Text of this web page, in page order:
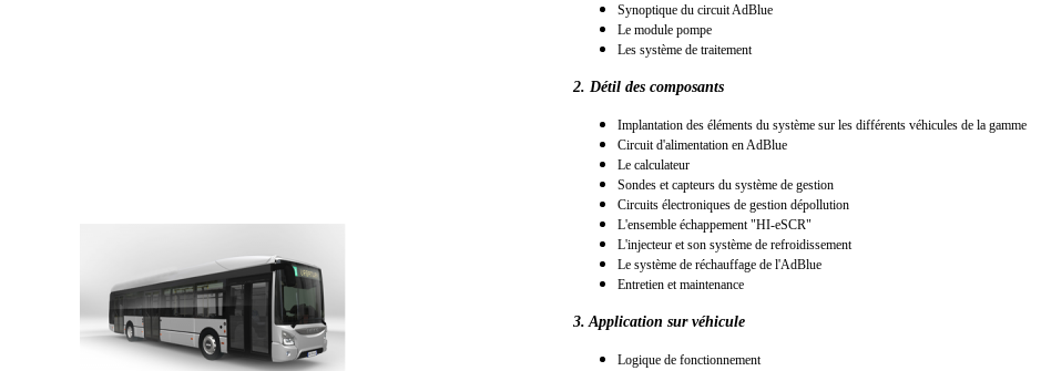
Synoptique du circuit AdBlue
Le module pompe
Les système de traitement
2. Détil des composants
Implantation des éléments du système sur les différents véhicules de la gamme
Circuit d'alimentation en AdBlue
Le calculateur
Sondes et capteurs du système de gestion
Circuits électroniques de gestion dépollution
L'ensemble échappement "HI-eSCR"
L'injecteur et son système de refroidissement
Le système de réchauffage de l'AdBlue
Entretien et maintenance
3. Application sur véhicule
Logique de fonctionnement